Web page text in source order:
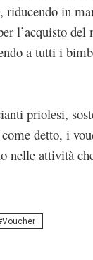
riducendo in
l’acquisto del
a tutti i
priolesi,
detto, i
nelle attività
Voucher